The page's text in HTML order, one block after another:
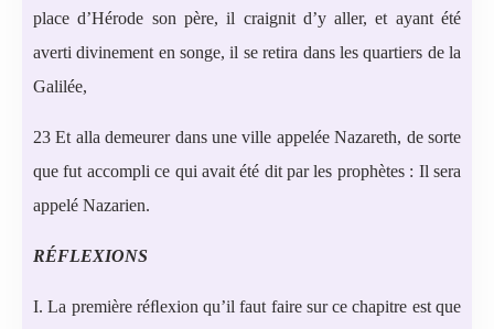
place d’Hérode son père, il craignit d’y aller, et ayant été
averti divinement en songe, il se retira dans les quartiers de la
Galilée,
23 Et alla demeurer dans une ville appelée Nazareth, de sorte
que fut accompli ce qui avait été dit par les prophètes : Il sera
appelé Nazarien.
RÉFLEXIONS
I. La première réﬂexion qu’il faut faire sur ce chapitre est que